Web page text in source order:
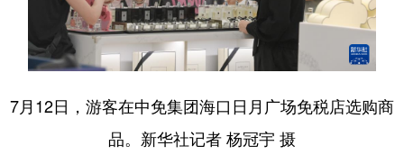
7月12日，游客在中免集团海口日月广场免税店选购商
品。新华社记者 杨冠宇 摄